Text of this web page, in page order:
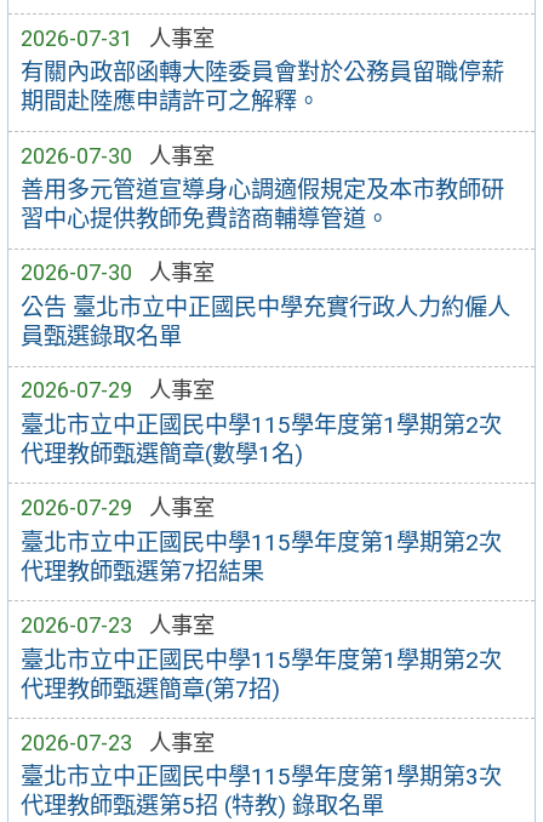
2026-07-31 人事室
有關內政部函轉大陸委員會對於公務員留職停薪
期間赴陸應申請許可之解釋。
2026-07-30 人事室
善用多元管道宣導身心調適假規定及本市教師研
習中心提供教師免費諮商輔導管道。
2026-07-30 人事室
公告 臺北市立中正國民中學充實行政人力約僱人
員甄選錄取名單
2026-07-29 人事室
臺北市立中正國民中學115學年度第1學期第2次
代理教師甄選簡章(數學1名)
2026-07-29 人事室
臺北市立中正國民中學115學年度第1學期第2次
代理教師甄選第7招結果
2026-07-23 人事室
臺北市立中正國民中學115學年度第1學期第2次
代理教師甄選簡章(第7招)
2026-07-23 人事室
臺北市立中正國民中學115學年度第1學期第3次
代理教師甄選第5招 (特教) 錄取名單